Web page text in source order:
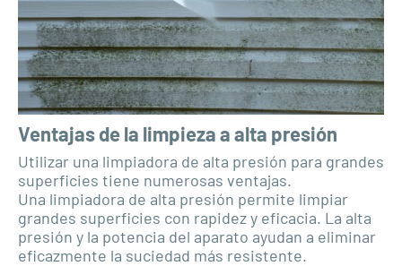
Ventajas de la limpieza a alta presión
Utilizar una limpiadora de alta presión para grandes
superficies tiene numerosas ventajas.
Una limpiadora de alta presión permite limpiar
grandes superficies con rapidez y eficacia. La alta
presión y la potencia del aparato ayudan a eliminar
eficazmente la suciedad más resistente.